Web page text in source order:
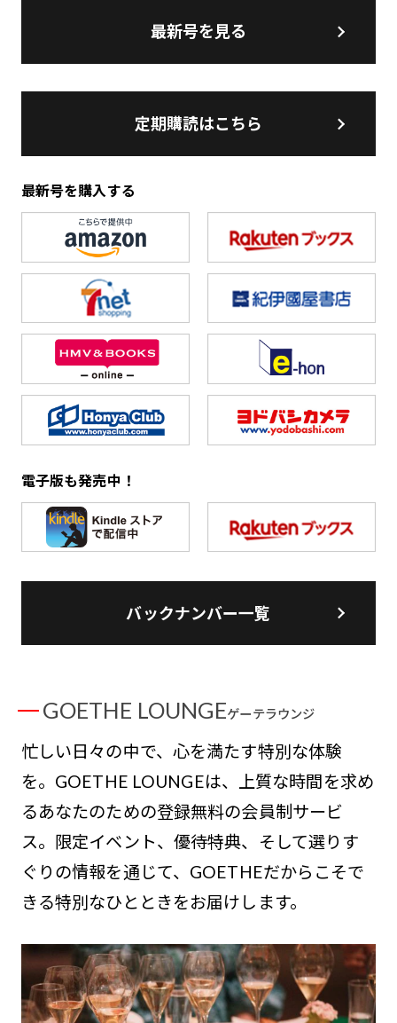
最新号を見る
定期購読はこちら
最新号を購入する
電子版も発売中！
バックナンバー一覧
GOETHE LOUNGEゲーテラウンジ
忙しい日々の中で、心を満たす特別な体験
を。GOETHE LOUNGEは、上質な時間を求め
るあなたのための登録無料の会員制サービ
ス。限定イベント、優待特典、そして選りす
ぐりの情報を通じて、GOETHEだからこそで
きる特別なひとときをお届けします。